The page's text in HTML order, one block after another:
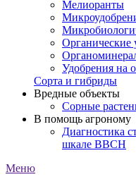
Мелиоранты
Органические
Удобрения на
Сорта и гибриды
Вредные объекты
Сорные
В помощь агроному
Диагностика
шкале ВВСН
Меню